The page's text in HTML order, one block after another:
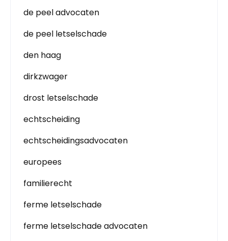
de peel advocaten
de peel letselschade
den haag
dirkzwager
drost letselschade
echtscheiding
echtscheidingsadvocaten
europees
familierecht
ferme letselschade
ferme letselschade advocaten